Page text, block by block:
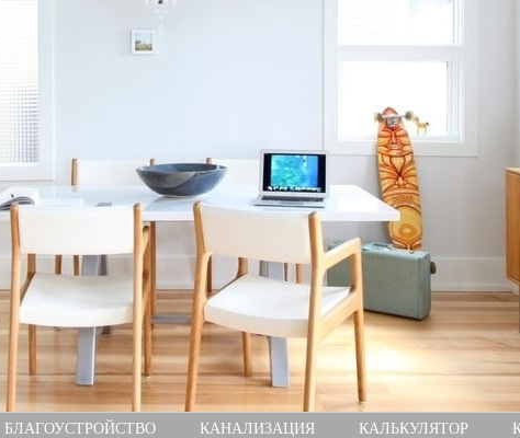
БЛАГОУСТРОЙСТВО КАНАЛИЗАЦИЯ КАЛЬКУЛЯТОР